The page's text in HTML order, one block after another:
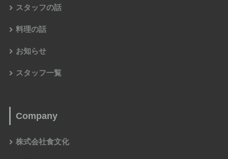
スタッフの話
料理の話
お知らせ
スタッフ一覧
Company
株式会社食文化